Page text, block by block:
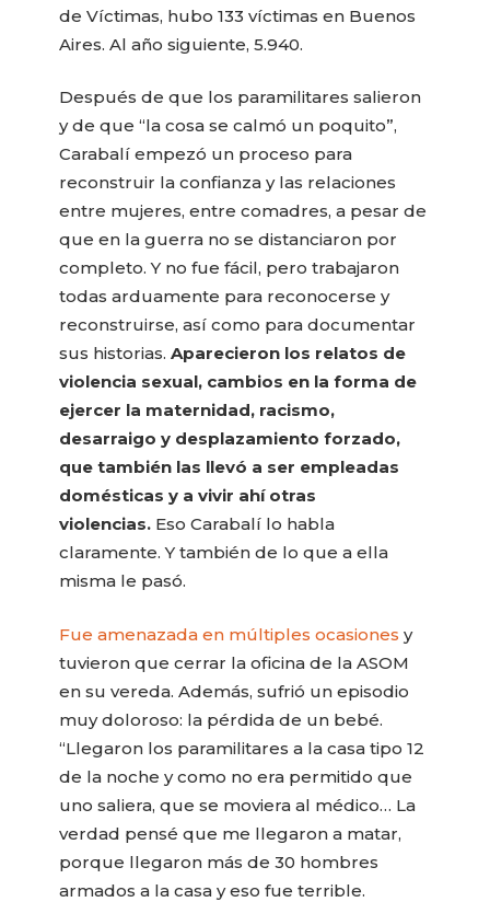
de Víctimas, hubo 133 víctimas en Buenos
Aires. Al año siguiente, 5.940.
Después de que los paramilitares salieron
y de que “la cosa se calmó un poquito”,
Carabalí empezó un proceso para
reconstruir la confianza y las relaciones
entre mujeres, entre comadres, a pesar de
que en la guerra no se distanciaron por
completo. Y no fue fácil, pero trabajaron
todas arduamente para reconocerse y
reconstruirse, así como para documentar
sus historias.Aparecieron los relatos de
violencia sexual, cambios en la forma de
ejercer la maternidad, racismo,
desarraigo y desplazamiento forzado,
que también las llevó a ser empleadas
domésticas y a vivir ahí otras
violencias. Eso Carabalí lo habla
claramente. Y también de lo que a ella
misma le pasó.
Fue amenazada en múltiples ocasiones y
tuvieron que cerrar la oficina de la ASOM
en su vereda. Además, sufrió un episodio
muy doloroso: la pérdida de un bebé.
“Llegaron los paramilitares a la casa tipo 12
de la noche y como no era permitido que
uno saliera, que se moviera al médico… La
verdad pensé que me llegaron a matar,
porque llegaron más de 30 hombres
armados a la casa y eso fue terrible.